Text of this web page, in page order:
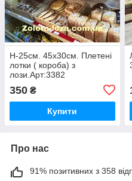
Н-25см. 45х30см. Плетені
лотки ( короба) з
лози.Арт:3382
350 ₴
Купити
Про нас
91% позитивних з 358